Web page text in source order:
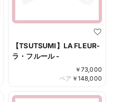
【TSUTSUMI】LA FLEUR-
ラ・フルール -
￥ 73,000
￥ 148,000
ペア